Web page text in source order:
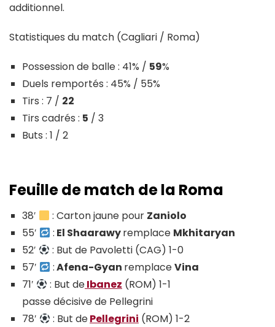
additionnel.
Statistiques du match (Cagliari / Roma)
Possession de balle : 41% / 59%
Duels remportés : 45% / 55%
Tirs : 7 / 22
Tirs cadrés : 5 / 3
Buts : 1 / 2
Feuille de match de la Roma
38′ : Carton jaune pour Zaniolo
55′
: El Shaarawyremplace Mkhitaryan
52′
: But de Pavoletti (CAG) 1-0
57′
:Afena-Gyan remplaceVina
71′
: But deIbanez (ROM) 1-1
passe décisive de Pellegrini
78′
: But dePellegrini (ROM) 1-2